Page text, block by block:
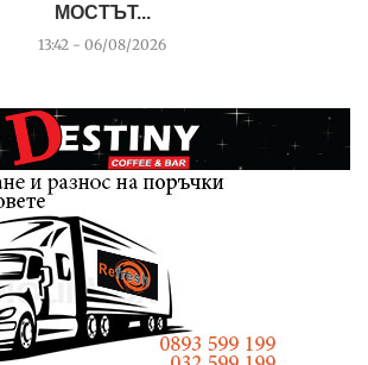
МОСТЪТ...
13:42 - 06/08/2026